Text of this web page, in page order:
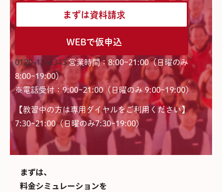
まずは資料請求
WEBで仮申込
0120-15-6343 営業時間：8:00~21:00（日曜のみ
8:00~19:00）
※電話受付：9:00~21:00（日曜のみ 9:00~19:00）
【教習中の方は専用ダイヤルをご利用ください】
7:30~21:00（日曜のみ7:30~19:00)
まずは、
料金シミュレーションを